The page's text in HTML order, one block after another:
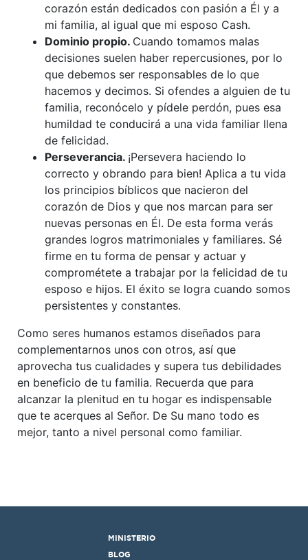
corazón están dedicados con pasión a Él y a
mi familia, al igual que mi esposo Cash.
Dominio propio. Cuando tomamos malas
decisiones suelen haber repercusiones, por lo
que debemos ser responsables de lo que
hacemos y decimos. Si ofendes a alguien de tu
familia, reconócelo y pídele perdón, pues esa
humildad te conducirá a una vida familiar llena
de felicidad.
Perseverancia. ¡Persevera haciendo lo
correcto y obrando para bien! Aplica a tu vida
los principios bíblicos que nacieron del
corazón de Dios y que nos marcan para ser
nuevas personas en Él. De esta forma verás
grandes logros matrimoniales y familiares. Sé
firme en tu forma de pensar y actuar y
comprométete a trabajar por la felicidad de tu
esposo e hijos. El éxito se logra cuando somos
persistentes y constantes.
Como seres humanos estamos diseñados para
complementarnos unos con otros, así que
aprovecha tus cualidades y supera tus debilidades
en beneficio de tu familia. Recuerda que para
alcanzar la plenitud en tu hogar es indispensable
que te acerques al Señor. De Su mano todo es
mejor, tanto a nivel personal como familiar.
MINISTERIO
BLOG